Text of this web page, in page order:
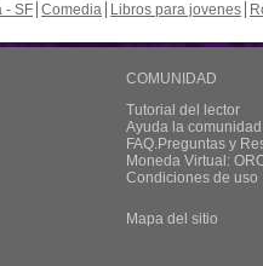
- SF Comedia Libros para jovenes
COMUNIDAD
Tutorial del lector
Ayuda la
FAQ.Preguntas y
Moneda Virtual:
Condiciones de uso
Mapa del sitio